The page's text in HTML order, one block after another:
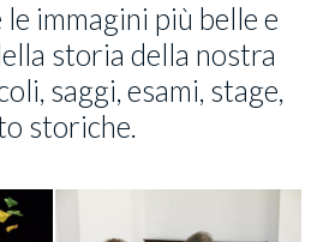
immagini più belle e
storia della nostra
saggi, esami, stage,
storiche.